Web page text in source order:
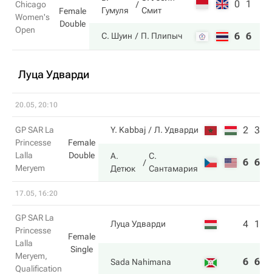
Chicago
Women's
Open
Female
Double
Гумуля
Смит
0 1
С. Шуин П. Плипыч 6 6
Луца Удварди
20.05, 20:10
GP SAR La
Princesse
Lalla
Meryem
Female
Double
Y. Kabbaj Л. Удварди 2 3
А.
Детюк
С.
Сантамария
6 6
17.05, 16:20
GP SAR La
Princesse
Lalla
Meryem,
Qualification
Female
Single
Луца Удварди 4 1
Sada Nahimana 6 6